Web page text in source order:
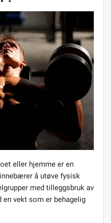
eller hjemme er en
å utøve fysisk
med tilleggsbruk av
vekt som er behagelig